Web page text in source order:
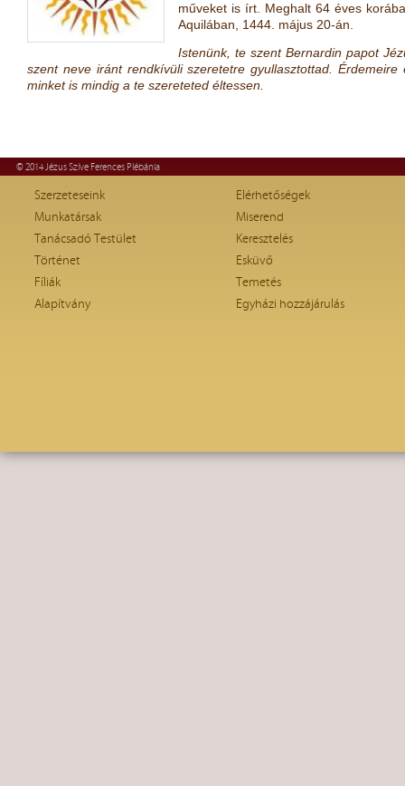
műveket is írt. Meghalt 64 éves
Aquilában, 1444. május 20-án.
Istenünk, te szent Bernardin papot
szent neve iránt rendkívüli szeretetre gyullasztottad.
minket is mindig a te szereteted éltessen.
© 2014 Jézus Szíve Ferences Plébánia
Szerzeteseink
Munkatársak
Tanácsadó Testület
Történet
Fíliák
Alapítvány
Elérhetőségek
Miserend
Keresztelés
Esküvő
Temetés
Egyházi hozzájárulás